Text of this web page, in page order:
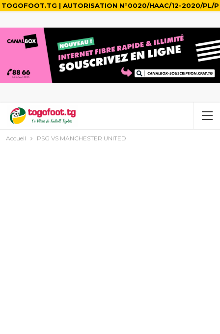
TOGOFOOT.TG | AUTORISATION N°0020/HAAC/12-2020/PL/P
Accueil PSG VS MANCHESTER UNITED